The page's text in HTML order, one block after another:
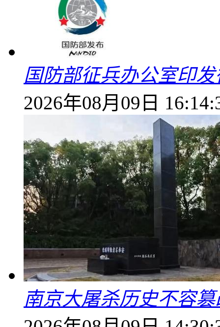
国防部征兵办公室印
2026年08月09日
南京大屠杀历史不容